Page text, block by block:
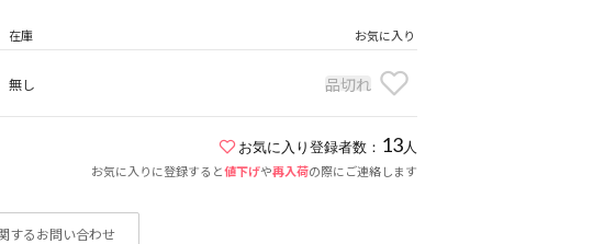
在庫 お気に入り
無し 品切れ
お気に入り登録者数： 13 人
お気に入りに登録すると値下げや再入荷の際にご連絡します
するお問い合わせ